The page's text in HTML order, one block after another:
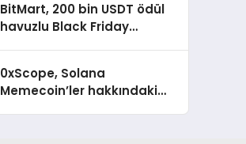
BitMart, 200 bin USDT ödül
havuzlu Black Friday
0xScope, Solana
Memecoin’ler hakkındaki